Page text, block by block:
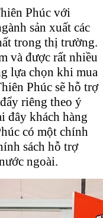
Phúc với
sản xuất các
trong thị trường.
và được rất nhiều
lựa chọn khi mua
Phúc sẽ hỗ trợ
riêng theo ý
đây khách hàng
có một chính
sách hỗ trợ
ngoài.